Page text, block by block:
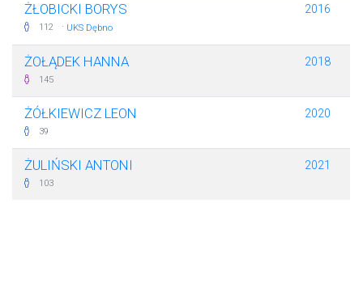
ŻŁOBICKI BORYS
112 · UKS Dębno
2016
ŻOŁĄDEK HANNA
145
2018
ŻÓŁKIEWICZ LEON
39
2020
ŻULIŃSKI ANTONI
103
2021